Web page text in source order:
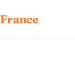
France